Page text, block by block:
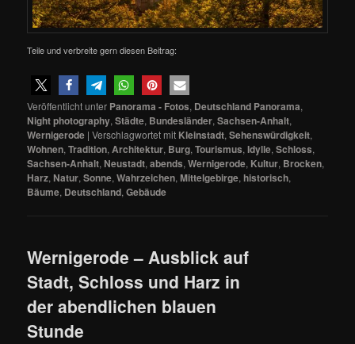
Teile und verbreite gern diesen Beitrag:
Veröffentlicht unter Panorama - Fotos, Deutschland Panorama,
Night photography,Städte, Bundesländer,Sachsen-Anhalt,
Wernigerode |Verschlagwortet mit Kleinstadt,Sehenswürdigkeit,
Wohnen,Tradition, Architektur, Burg,Tourismus,Idylle,Schloss,
Sachsen-Anhalt, Neustadt,abends,Wernigerode, Kultur, Brocken,
Harz, Natur,Sonne,Wahrzeichen,Mittelgebirge,historisch,
Bäume, Deutschland,Gebäude
Wernigerode – Ausblick auf
Stadt, Schloss und Harz in
der abendlichen blauen
Stunde